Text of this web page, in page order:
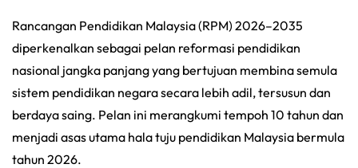
Rancangan Pendidikan Malaysia (RPM) 2026–2035
diperkenalkan sebagai pelan reformasi pendidikan
nasional jangka panjang yang bertujuan membina semula
sistem pendidikan negara secara lebih adil, tersusun dan
berdaya saing. Pelan ini merangkumi tempoh 10 tahun dan
menjadi asas utama hala tuju pendidikan Malaysia bermula
tahun 2026.